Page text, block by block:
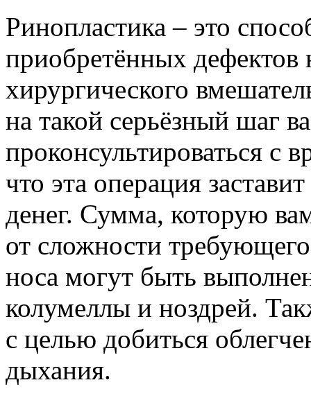
Ринопластика – это
приобретённых
хирургического
на такой серьёзный шаг
проконсультироваться с
что эта операция
денег. Сумма, которую
от сложности
носа могут быть
колумеллы и ноздрей.
с целью добиться
дыхания.